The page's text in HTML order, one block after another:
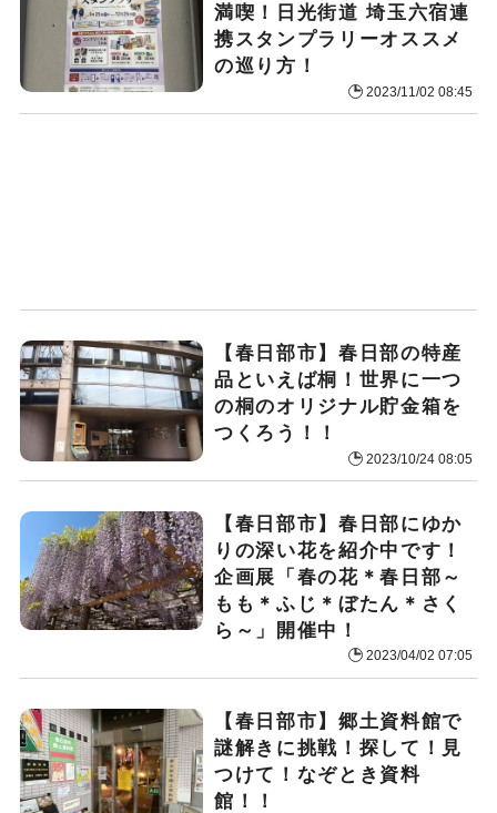
満喫！日光街道 埼玉六宿連
携スタンプラリーオススメ
の巡り方！
2023/11/02 08:45
【春日部市】春日部の特産
品といえば桐！世界に一つ
の桐のオリジナル貯金箱を
つくろう！！
2023/10/24 08:05
【春日部市】春日部にゆか
りの深い花を紹介中です！
企画展「春の花＊春日部～
もも＊ふじ＊ぼたん＊さく
ら～」開催中！
2023/04/02 07:05
【春日部市】郷土資料館で
謎解きに挑戦！探して！見
つけて！なぞとき資料
館！！